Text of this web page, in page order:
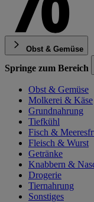
Obst & Gemüse
Springe zum Bereich
Obst & Gemüse
Molkerei & Käse
Grundnahrung
Tiefkühl
Fisch &
Fleisch & Wurst
Getränke
Knabbern &
Drogerie
Tiernahrung
Sonstiges